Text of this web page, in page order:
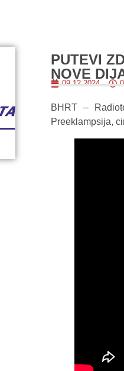
PUTEVI
NOVE
09.12.2024.
BHRT –
Preeklampsija,